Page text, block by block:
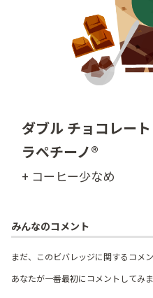
ダブル チョコレー
ラペチーノ®
+ コーヒー少なめ
みんなのコメント
まだ、このビバレッジに関するコメ
あなたが一番最初にコメントしてみま